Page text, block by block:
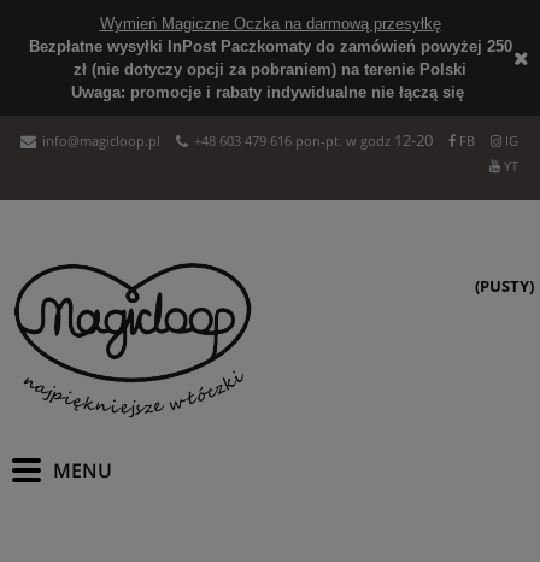
Wymień Magiczne Oczka na darmową przesyłkę
Bezpłatne wysyłki InPost Paczkomaty do zamówień powyżej 250
zł (nie dotyczy opcji za pobraniem) na terenie Polski
Uwaga: promocje i rabaty indywidualne nie łączą się
info@magicloop.pl +48 603 479 616 pon-pt. w godz 12-20 FB
IG
YT
(PUSTY)